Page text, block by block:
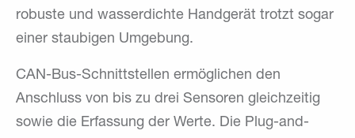
robuste und wasserdichte Handgerät trotzt sogar
einer staubigen Umgebung.
CAN-Bus-Schnittstellen ermöglichen den
Anschluss von bis zu drei Sensoren gleichzeitig
sowie die Erfassung der Werte. Die Plug-and-